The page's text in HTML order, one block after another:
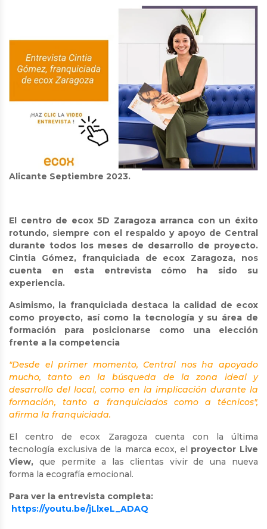
Alicante Septiembre 2023.
El centro de ecox 5D Zaragoza arranca con un éxito
rotundo, siempre con el respaldo y apoyo de Central
durante todos los meses de desarrollo de proyecto.
Cintia Gómez, franquiciada de ecox Zaragoza, nos
cuenta en esta entrevista cómo ha sido su
experiencia.
Asimismo, la franquiciada destaca la calidad de ecox
como proyecto, así como la tecnología y su área de
formación para posicionarse como una elección
frente a la competencia
"Desde el primer momento, Central nos ha apoyado
mucho, tanto en la búsqueda de la zona ideal y
desarrollo del local, como en la implicación durante la
formación, tanto a franquiciados como a técnicos",
afirma la franquiciada.
El centro de ecox Zaragoza cuenta con la última
tecnología exclusiva de la marca ecox, el proyector Live
View, que permite a las clientas vivir de una nueva
forma la ecografía emocional.
Para ver la entrevista completa:
https://youtu.be/jLlxeL_ADAQ